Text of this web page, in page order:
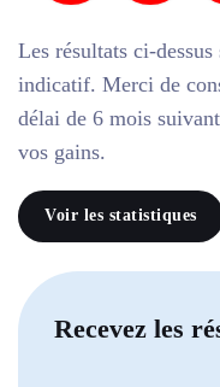
Les résultats ci-
indicatif. Merci de
délai de 6 mois
vos gains.
Voir les statistiques
Recevez les